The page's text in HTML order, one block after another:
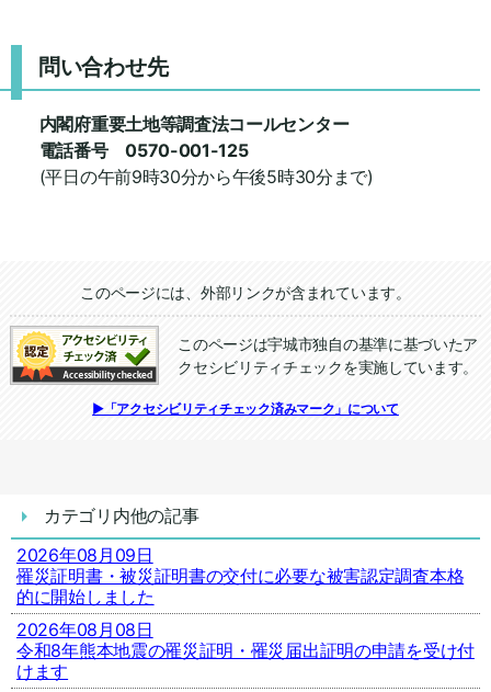
問い合わせ先
内閣府重要土地等調査法コールセンター
電話番号 0570-001-125
(平日の午前9時30分から午後5時30分まで)
追加情報：外部リンク
このページには、外部リンクが含まれています。
追加情報：アクセシビリティチェック
このページは宇城市独自の基準に基づいたア
クセシビリティチェックを実施しています。
▶「アクセシビリティチェック済みマーク」について
カテゴリ内他の記事
2026年08月09日
罹災証明書・被災証明書の交付に必要な被害認定調査本格
的に開始しました
2026年08月08日
令和8年熊本地震の罹災証明・罹災届出証明の申請を受け付
けます